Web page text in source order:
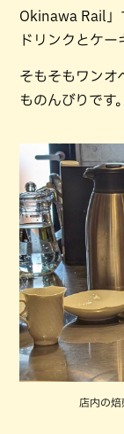
Okinawa Rail」
ドリンクとケー
そもそもワンオ
ものんびりです。
店内の